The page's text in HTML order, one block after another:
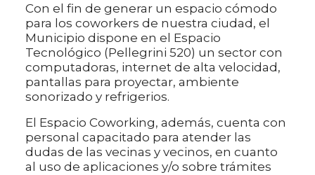
Con el fin de generar un espacio cómodo
para los coworkers de nuestra ciudad, el
Municipio dispone en el Espacio
Tecnológico (Pellegrini 520) un sector con
computadoras, internet de alta velocidad,
pantallas para proyectar, ambiente
sonorizado y refrigerios.
El Espacio Coworking, además, cuenta con
personal capacitado para atender las
dudas de las vecinas y vecinos, en cuanto
al uso de aplicaciones y/o sobre trámites